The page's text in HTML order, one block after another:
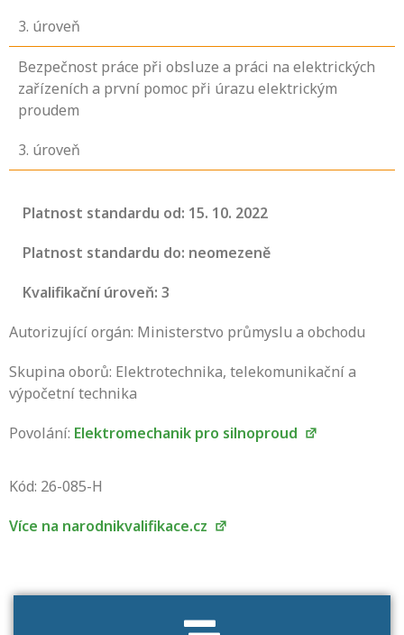
3. úroveň
Bezpečnost práce při obsluze a práci na elektrických
zařízeních a první pomoc při úrazu elektrickým
proudem
3. úroveň
Platnost standardu od: 15. 10. 2022
Platnost standardu do: neomezeně
Kvalifikační úroveň: 3
Autorizující orgán: Ministerstvo průmyslu a obchodu
Skupina oborů: Elektrotechnika, telekomunikační a
výpočetní technika
Povolání: Elektromechanik pro silnoproud
Kód: 26-085-H
Více na narodnikvalifikace.cz
Víte, jaké dovednosti musíte pro danou